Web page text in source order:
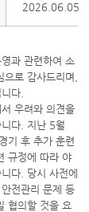
2026.06.05
과 관련하여 소
로 감사드리며,
다.
우려와 의견을
다. 지난 5월
기 후 추가 훈련
규정에 따라 야
다. 당시 사전에
전관리 문제 등
협의할 것을 요